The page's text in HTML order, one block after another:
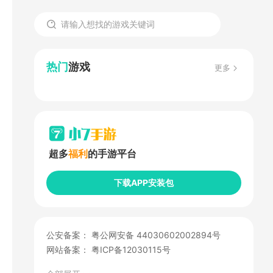
热门游戏 更多
超多福利 的手游平台
下载APP安装包
公安备案： 粤公网安备 44030602002894号
网站备案： 粤ICP备12030115号